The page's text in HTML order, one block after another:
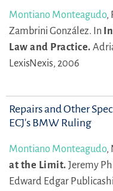
Montiano Monteagudo,
Zambrini González. In
Law and Practice.
LexisNexis, 2006
Repairs and Other
ECJ's BMW Ruling
Montiano Monteagudo,
at the Limit. Jeremy
Edward Edgar